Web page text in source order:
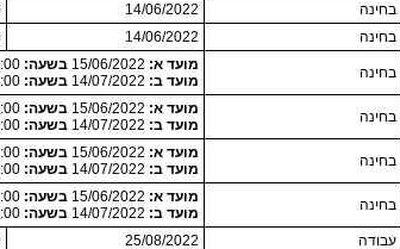
בחינה 14/06/2022
בחינה 14/06/2022
בחינה מועד א: 15/06/2022 בשעה: ;
מועד ב: 14/07/2022 בשעה: ;
בחינה מועד א: 15/06/2022 בשעה: ;
מועד ב: 14/07/2022 בשעה: ;
בחינה מועד א: 15/06/2022 בשעה: ;
מועד ב: 14/07/2022 בשעה: ;
בחינה מועד א: 15/06/2022 בשעה: ;
מועד ב: 14/07/2022 בשעה: ;
עבודה 25/08/2022